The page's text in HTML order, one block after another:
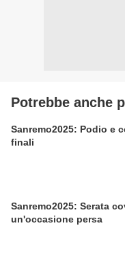
Potrebbe anche
Sanremo2025: Podio e
finali
Sanremo2025: Serata
un'occasione persa